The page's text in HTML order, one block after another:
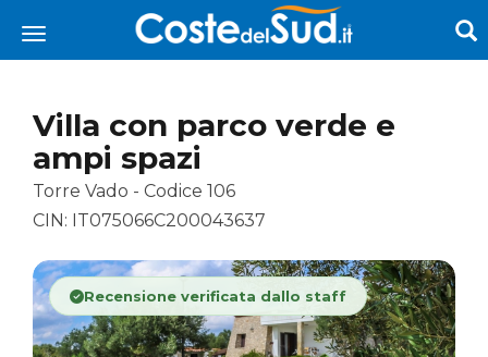
Villa con parco verde e
ampi spazi
Torre Vado - Codice 106
CIN: IT075066C200043637
Recensione verificata dallo staff